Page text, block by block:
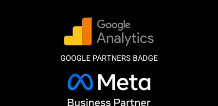
GOOGLE PARTNERS BADGE